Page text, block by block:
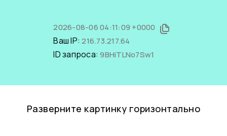
2026-08-06 04:11:09 +0000
Ваш IP:216.73.217.64
ID запроса:9BHiTLNo7Sw1
Разверните картинку горизонтально